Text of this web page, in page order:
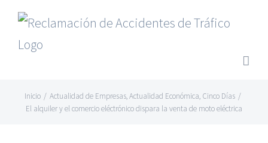
Saltar
contenido
Inicio / Actualidad de Empresas,Actualidad Económica, Cinco Días /
El alquiler y el comercio eléctrónico dispara la venta de moto eléctrica